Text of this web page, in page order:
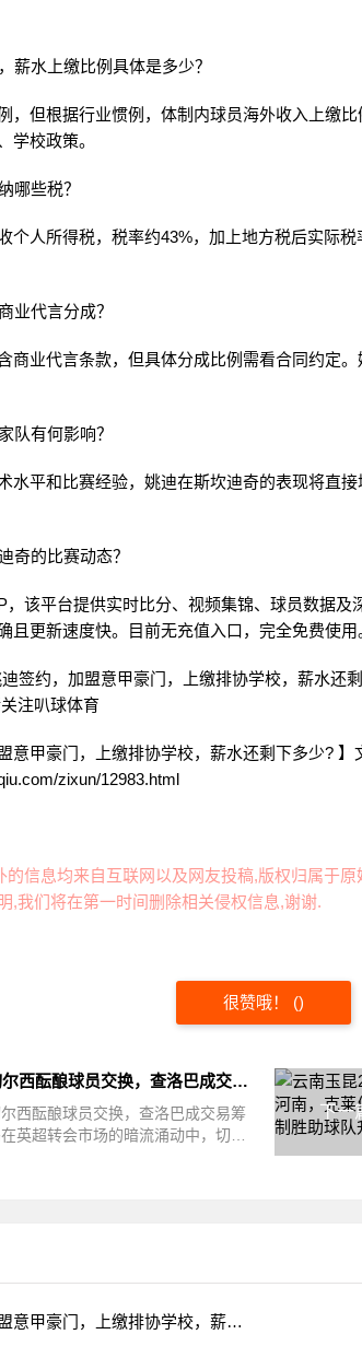
薪水上缴比例具体是多少？
，但根据行业惯例，体制内球员海外收入上缴
学校政策。
哪些税？
个人所得税，税率约43%，加上地方税后实际
业代言分成？
商业代言条款，但具体分成比例需看合同约定
队有何影响？
水平和比赛经验，姚迪在斯坎迪奇的表现将直
奇的比赛动态？
，该平台提供实时比分、视频集锦、球员数据
且更新速度快。目前无充值入口，完全免费使用
签约，加盟意甲豪门，上缴排协学校，薪水还
注叭球体育
意甲豪门，上缴排协学校，薪水还剩下多少? 】
zixun/12983.html
的信息均来自互联网以及网友投稿,版权归属于
,我们将在第一时间删除相关侵权信息,谢谢.
很赞哦！ ()
切尔西酝酿球员交换，查洛巴成交易筹码
西酝酿球员交换，查洛巴成交易筹
英超转会市场的暗流涌动中，切尔
下一
官宣，姚迪签约，加盟意甲豪门，上缴排协学校，薪水还剩下多少?